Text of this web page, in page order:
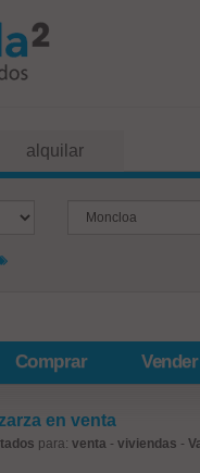
alquilar
Comprar Vender
en venta
para: venta - viviendas -